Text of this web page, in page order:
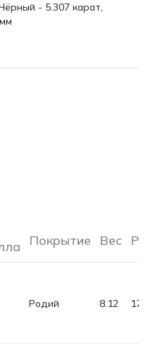
- 5.307 карат,
Покрытие Вес
Родий 8.12